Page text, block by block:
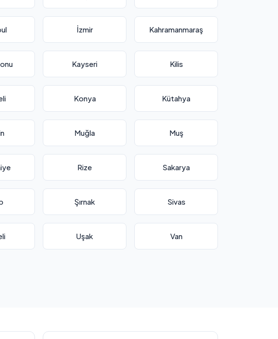
İzmir Kahramanmaraş
Kayseri Kilis
Konya Kütahya
Muğla Muş
Rize Sakarya
Şırnak Sivas
Uşak Van